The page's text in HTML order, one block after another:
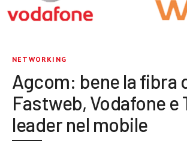
NETWORKING
Agcom: bene la fibra
Fastweb, Vodafone e
leader nel mobile